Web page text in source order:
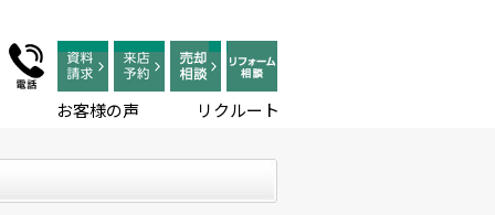
お客様の声 リクルート